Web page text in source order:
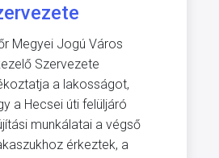
Megyei Jogú Város
Szervezete
a lakosságot,
a Hecsei úti felüljáró
munkálatai a végső
érkeztek, a